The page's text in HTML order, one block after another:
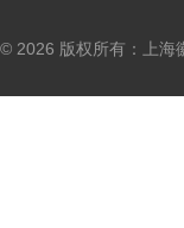
© 2026 版权所有：上海